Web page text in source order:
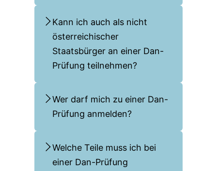
Kann ich auch als nicht
österreichischer
Staatsbürger an einer Dan-
Prüfung teilnehmen?
Wer darf mich zu einer Dan-
Prüfung anmelden?
Welche Teile muss ich bei
einer Dan-Prüfung